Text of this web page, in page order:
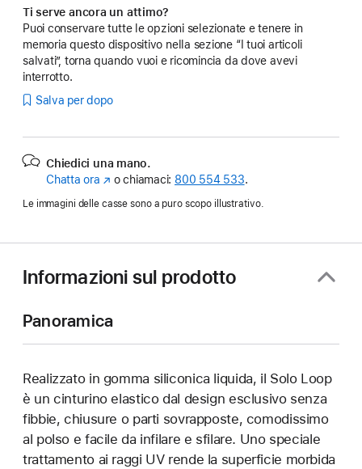
Ti serve ancora un attimo?
Puoi conservare tutte le opzioni selezionate e tenere in
memoria questo dispositivo nella sezione “I tuoi articoli
salvati”, torna quando vuoi e ricomincia da dove avevi
interrotto.
Salva per dopo
Chiedici una mano.
Chatta ora (Si
nuova
o chiamaci: 800 554 533.
Le immagini delle casse sono a puro scopo illustrativo.
Informazioni sul prodotto
Panoramica
Realizzato in gomma siliconica liquida, il Solo Loop
è un cinturino elastico dal design esclusivo senza
fibbie, chiusure o parti sovrapposte, comodissimo
al polso e facile da infilare e sfilare. Uno speciale
trattamento ai raggi UV rende la superficie morbida